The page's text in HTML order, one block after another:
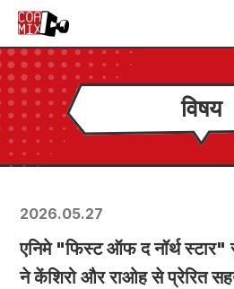
विषय
2026.05.27
एनिमे "फिस्ट ऑफ द नॉर्थ स्टार"
ने केंशिरो और राओह से प्रेरित